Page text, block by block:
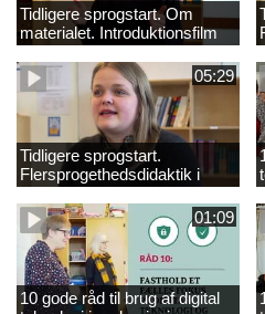
Tidligere sprogstart. Om
materialet. Introduktionsfilm
05:29
Tidligere sprogstart.
Flersprogethedsdidaktik i
engelsk
01:09
10 gode råd til brug af digital